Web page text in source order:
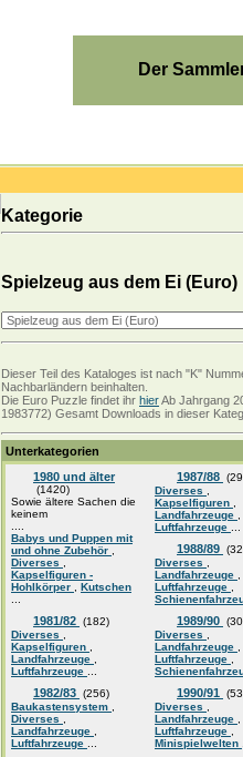
Der
Kategorie
Spielzeug aus dem Ei (Euro)
Dieser Teil des Kataloges ist nach "K"
Nachbarländern beinhalten.
Die Euro Puzzle findet ihr hierAb Jahrgang
1983772) Gesamt Downloads in dieser
Unterkategorien
1980 und älter
(1420)
Sowie ältere Sachen die
keinem
Babys und Puppen mit
und ohne Zubehör
Diverses
Kapselfiguren -
Hohlkörper
Kutschen
1981/82 (182)
Diverses
Kapselfiguren
Landfahrzeuge
Luftfahrzeuge
1982/83 (256)
Baukastensystem
Diverses
Landfahrzeuge
Luftfahrzeuge
1987/88
Diverses
Kapselfiguren
Landfahrzeuge
Luftfahrzeuge
1988/89
Diverses
Landfahrzeuge
Luftfahrzeuge
1989/90
Diverses
Landfahrzeuge
Luftfahrzeuge
1990/91
Diverses
Landfahrzeuge
Luftfahrzeuge
Minispielwelten